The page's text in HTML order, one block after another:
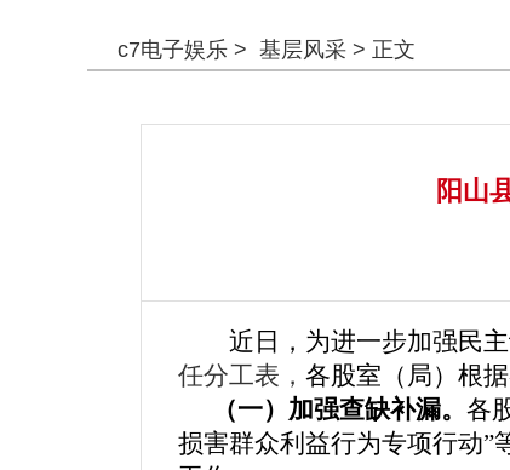
c7电子娱乐 > 基层风采 > 正文
阳山
近日，为进一步加强民
任分工表， 各股室（局）根
（一）加强查缺补漏。 各
损害群众利益行为专项行动”